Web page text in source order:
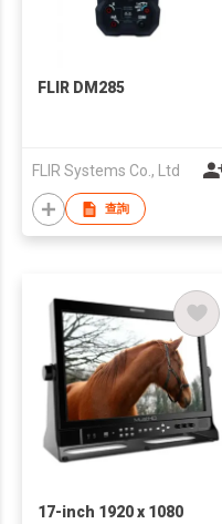
FLIR DM285
FLIR Systems Co., Ltd
查詢
17-inch 1920 x 1080